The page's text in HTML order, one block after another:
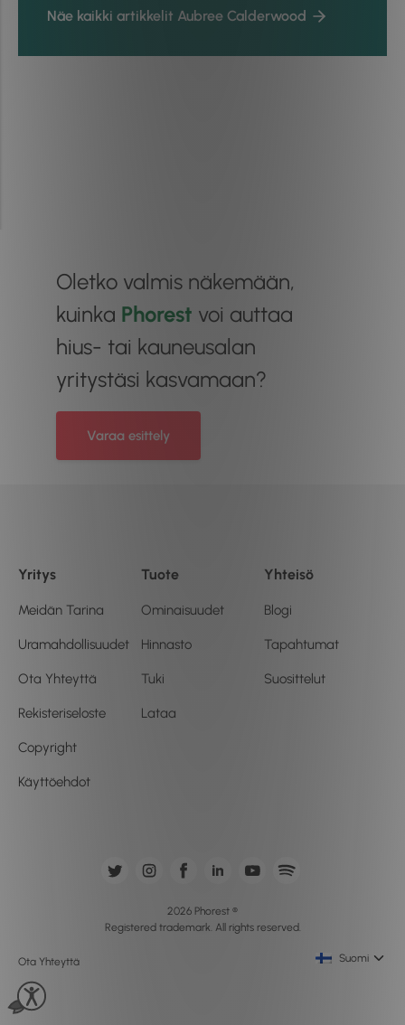
Näe kaikki artikkelit Aubree Calderwood
Oletko valmis näkemään,
kuinka Phorest voi auttaa
hius- tai kauneusalan
yritystäsi kasvamaan?
Varaa esittely
Yritys
Meidän Tarina
Uramahdollisuudet
Ota Yhteyttä
Rekisteriseloste
Copyright
Käyttöehdot
Tuote
Ominaisuudet
Hinnasto
Tuki
Lataa
Yhteisö
Blogi
Tapahtumat
Suosittelut
Ota Yhteyttä
2026 Phorest ®
Registered trademark. All rights reserved.
Suomi